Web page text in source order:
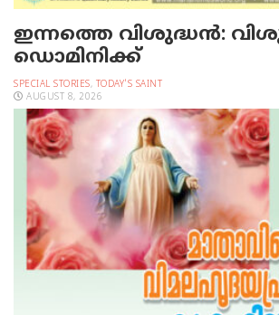
ഇന്നത്തെ വിശുദ്ധന്‍:
ഡൊമിനിക്ക്
SPECIAL STORIES, TODAY'S SAINT
AUGUST 8, 2026